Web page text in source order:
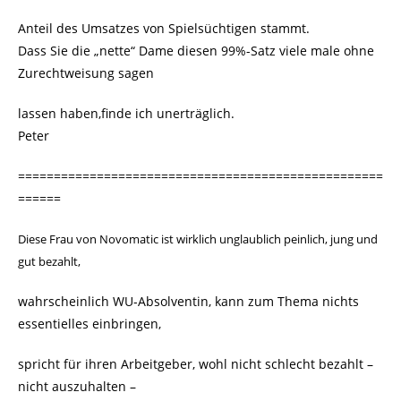
Anteil des Umsatzes von Spielsüchtigen stammt.
Dass Sie die „nette“ Dame diesen 99%-Satz viele male ohne
Zurechtweisung sagen
lassen haben,finde ich unerträglich.
Peter
===================================================
======
Diese Frau von Novomatic ist wirklich unglaublich peinlich, jung und
gut bezahlt,
wahrscheinlich WU-Absolventin, kann zum Thema nichts
essentielles einbringen,
spricht für ihren Arbeitgeber, wohl nicht schlecht bezahlt –
nicht auszuhalten –